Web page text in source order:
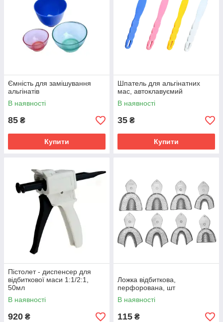
Ємність для замішування
альгінатів
В наявності
85 ₴
Купити
Шпатель для альгінатних
мас, автоклавуємий
В наявності
35 ₴
Купити
Пістолет - диспенсер для
відбиткової маси 1:1/2:1,
50мл
В наявності
920 ₴
Ложка відбиткова,
перфорована, шт
В наявності
115 ₴